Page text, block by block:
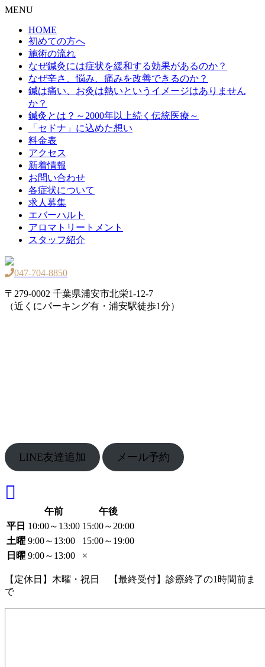
MENU
HOME
初めての方へ
施術の流れ
なぜ鍼灸には症状を緩和する効果があるのか？
なぜ辛さ、悩み、痛みを改善できるのか？
鍼は痛い、お灸は熱いというイメージはありません
か？
鍼灸とは？～2000年以上続く伝統医療～
「セドナ」に込めた想い
料金表
アクセス
新着情報
お問い合わせ
各症状について
求人募集
エバーハルト
アロマトリートメント
スタッフ紹介
047-704-8850
〒279-0002 千葉県浦安市北栄1-12-7
（近くにパーキング有・浦安駅徒歩1分）
LINE友達追加 メール予約
午前
午後
平日 10:00～13:00 15:00～20:00
土曜 9:00～13:00
15:00～19:00
日曜 9:00～13:00 ×
【定休日】木曜・祝日 【最終受付】診療終了の1時間前ま
で